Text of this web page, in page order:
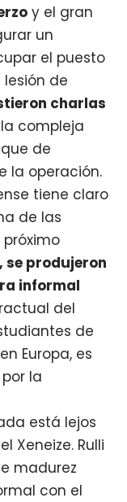
y el gran
un
el puesto
de
charlas
compleja
de
la operación.
tiene claro
de las
se produjeron
informal
del
de
Europa, es
la
está lejos
Xeneize. Rulli
madurez
con el